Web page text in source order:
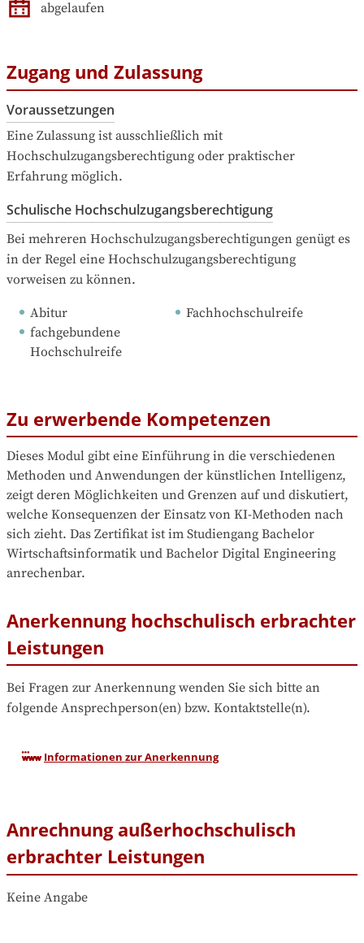
abgelaufen
Zugang und Zulassung
Voraussetzungen
Eine Zulassung ist ausschließlich mit
Hochschulzugangsberechtigung oder praktischer
Erfahrung möglich.
Schulische Hochschulzugangsberechtigung
Bei mehreren Hochschulzugangsberechtigungen genügt es
in der Regel eine Hochschulzugangsberechtigung
vorweisen zu können.
Abitur
Fachhochschulreife
fachgebundene
Hochschulreife
Zu erwerbende Kompetenzen
Dieses Modul gibt eine Einführung in die verschiedenen
Methoden und Anwendungen der künstlichen Intelligenz,
zeigt deren Möglichkeiten und Grenzen auf und diskutiert,
welche Konsequenzen der Einsatz von KI-Methoden nach
sich zieht. Das Zertifikat ist im Studiengang Bachelor
Wirtschaftsinformatik und Bachelor Digital Engineering
anrechenbar.
Anerkennung hochschulisch erbrachter
Leistungen
Bei Fragen zur Anerkennung wenden Sie sich bitte an
folgende Ansprechperson(en) bzw. Kontaktstelle(n).
Informationen zur Anerkennung
Anrechnung außerhochschulisch
erbrachter Leistungen
Keine Angabe